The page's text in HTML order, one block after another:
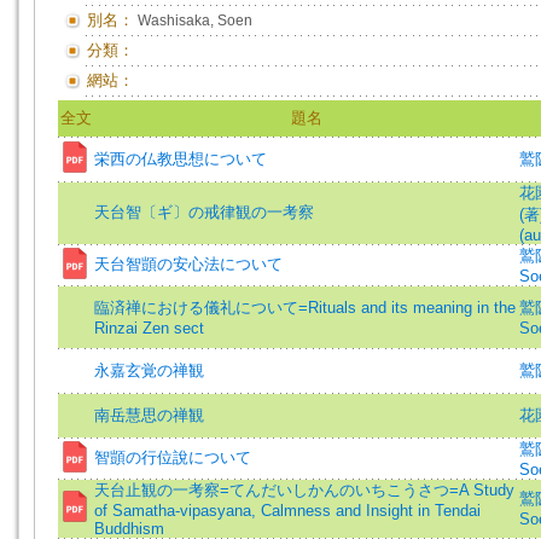
別名： Washisaka, Soen
分類：
網站：
全文 題名
栄西の仏教思想について 鷲
天台智〔ギ〕の戒律観の一考察
花
(
天台智顗の安心法について
鷲
臨済禅における儀礼について=Rituals and its meaning in the
Rinzai Zen sect
鷲
永嘉玄覚の禅観 鷲
南岳慧思の禅観 花
智顗の行位說について
鷲
天台止観の一考察=てんだいしかんのいちこうさつ=A Study
of Samatha-vipasyana, Calmness and Insight in Tendai
Buddhism
鷲